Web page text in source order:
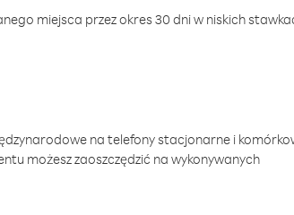
miejsca przez okres 30 dni w niskich
na telefony stacjonarne i
możesz zaoszczędzić na wykonywanych